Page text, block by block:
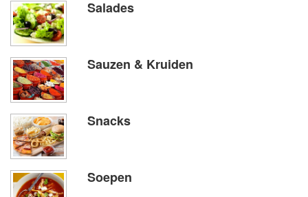
Salades
Sauzen & Kruiden
Snacks
Soepen